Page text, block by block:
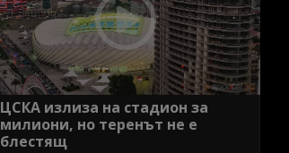
ЦСКА излиза на стадион за
милиони, но теренът не е
блестящ